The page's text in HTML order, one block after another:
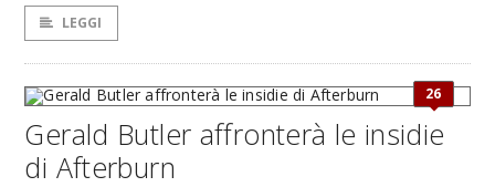
LEGGI
26
Gerald Butler affronterà le insidie
di Afterburn